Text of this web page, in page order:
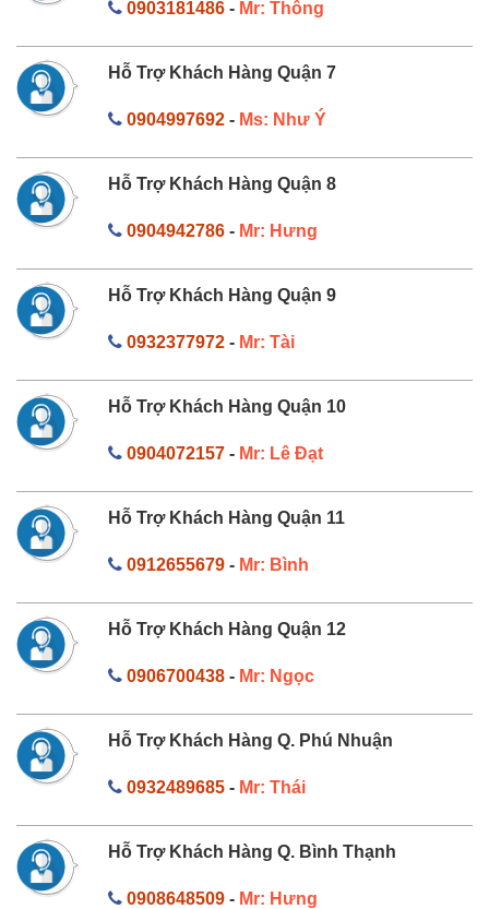
0903181486- Mr: Thông
Hỗ Trợ Khách Hàng Quận 7
0904997692- Ms: Như Ý
Hỗ Trợ Khách Hàng Quận 8
0904942786- Mr: Hưng
Hỗ Trợ Khách Hàng Quận 9
0932377972- Mr: Tài
Hỗ Trợ Khách Hàng Quận 10
0904072157- Mr: Lê Đạt
Hỗ Trợ Khách Hàng Quận 11
0912655679- Mr: Bình
Hỗ Trợ Khách Hàng Quận 12
0906700438- Mr: Ngọc
Hỗ Trợ Khách Hàng Q. Phú Nhuận
0932489685- Mr: Thái
Hỗ Trợ Khách Hàng Q. Bình Thạnh
0908648509- Mr: Hưng